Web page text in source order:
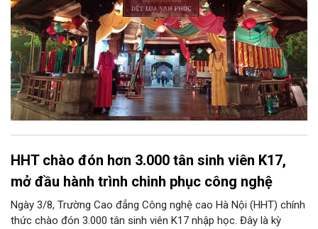
HHT chào đón hơn 3.000 tân sinh viên K17,
mở đầu hành trình chinh phục công nghệ
Ngày 3/8, Trường Cao đẳng Công nghệ cao Hà Nội (HHT) chính
thức chào đón 3.000 tân sinh viên K17 nhập học. Đây là kỳ